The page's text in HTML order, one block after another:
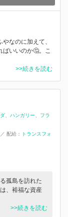
なのに加えて、
いいのか🤔。こ
>>続きを読む
ハンガリー
フラ
／ 配給：
トランスフォ
孤島を訪れた
、裕福な資産
>>続きを読む